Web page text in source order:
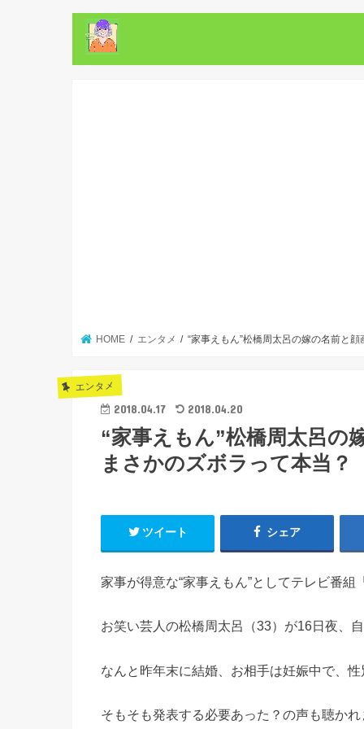
HOME エンタメ “家事えもん”松橋周太呂の嫁の名前と
エンタメ
2018.04.17 2018.04.20
“家事えもん”松橋周太呂の
まさかのズボラって本当？
ツイート シェア
家事が得意な“家事えもん”としてテレビ番
お笑い芸人の松橋周太呂（33）が16日夜、
なんと昨年末に結婚、お相手は妊娠中で、
そもそも発表する必要あった？の声も聴か